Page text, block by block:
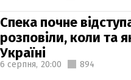
Спека почне
розповіли, коли та
Україні
6 серпня, 20:00 894